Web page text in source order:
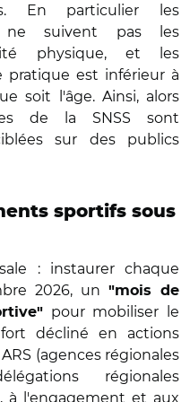
En particulier les
ne suivent pas les
physique, et les
est inférieur à
soit l'âge. Ainsi, alors
de la SNSS sont
sur des publics
sportifs sous
: instaurer chaque
2026, un
"mois de
pour mobiliser le
décliné en actions
(agences régionales
élégations régionales
à l'engagement et aux